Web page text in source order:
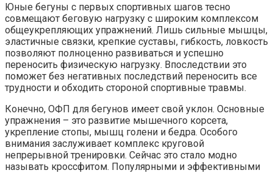
Юные бегуны с первых спортивных шагов тесно
совмещают беговую нагрузку с широким комплексом
общеукрепляющих упражнений. Лишь сильные мышцы,
эластичные связки, крепкие суставы, гибкость, ловкость
позволяют полноценно развиваться и успешно
переносить физическую нагрузку. Впоследствии это
поможет без негативных последствий переносить все
трудности и обходить стороной спортивные травмы.
Конечно, ОФП для бегунов имеет свой уклон. Основные
упражнения – это развитие мышечного корсета,
укрепление стопы, мышц голени и бедра. Особого
внимания заслуживает комплекс круговой
непрерывной тренировки. Сейчас это стало модно
называть кроссфитом. Популярными и эффективными